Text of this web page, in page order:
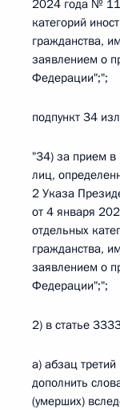
2024 года № 11
категорий
гражданства,
заявлением о
Федерации";";
подпункт 34
"34) за прием в
лиц,
2 Указа
от 4 января
отдельных
гражданства,
заявлением о
Федерации";";
2) в статье
а) абзац
дополнить
(умерших)